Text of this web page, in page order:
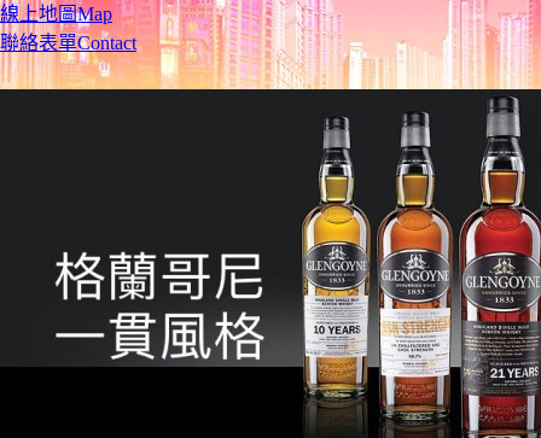
線上地圖Map
聯絡表單Contact